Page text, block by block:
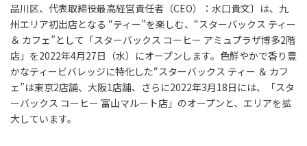
品川区、代表取締役最高経営責任者（CEO）：水口貴文〕は、九
州エリア初出店となる “ティー”を楽しむ、“スターバックス ティー
＆ カフェ”として「スターバックス コーヒー アミュプラザ博多2階
店」を2022年4月27日（水）にオープンします。色鮮やかで香り豊
かなティービバレッジに特化した“スターバックス ティー ＆ カフ
ェ”は東京2店舗、大阪1店舗、さらに2022年3月18日には、「スタ
ーバックス コーヒー 富山マルート店」のオープンと、エリアを拡
大しています。